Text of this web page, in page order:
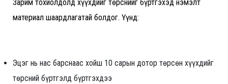
Зарим тохиолдолд хүүхдийг төрснийг бүртгэхэд нэмэлт
материал шаардлагатай болдог. Үүнд:
Эцэг нь нас барснаас хойш 10 сарын дотор төрсөн хүүхдийг
төрсний бүртгэлд бүртгэхдээ